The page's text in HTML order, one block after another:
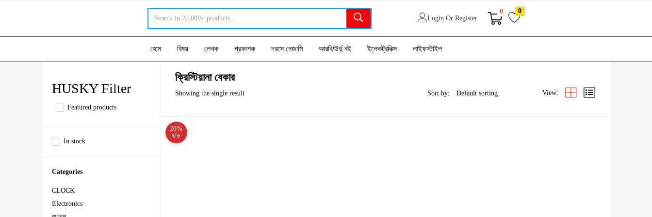
Login Or Register
0 0
হোম বিষয় লেখক প্রকাশক দরসে নেজামি আরবি/উর্দু বই ইলেকট্রনিক্স লাইফস্টাইল
HUSKY Filter
Featured products
In stock
Categories
CLOCK
Electronics
ক্রিস্টিয়ানা বেকার
Showing the single result Sort by: View:
28%
ছাড়